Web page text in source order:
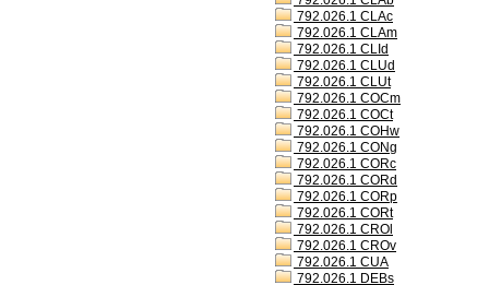
792.026.1 CLAc
792.026.1 CLAm
792.026.1 CLId
792.026.1 CLUd
792.026.1 CLUt
792.026.1 COCm
792.026.1 COCt
792.026.1 COHw
792.026.1 CONg
792.026.1 CORc
792.026.1 CORd
792.026.1 CORp
792.026.1 CORt
792.026.1 CROl
792.026.1 CROv
792.026.1 CUA
792.026.1 DEBs